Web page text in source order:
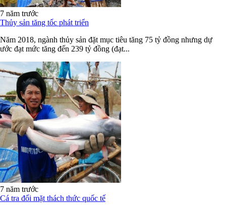
7 năm trước
Thủy sản tăng tốc phát triển
Năm 2018, ngành thủy sản đặt mục tiêu tăng 75 tỷ đồng nhưng dự
ước đạt mức tăng đến 239 tỷ đồng (đạt...
7 năm trước
Cá tra đối mặt thách thức quốc tế